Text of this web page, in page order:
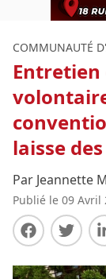
COMMUNAUTÉ
Entretien
laisse
Par Jeannette
Publié le 09 Avril
Partager sur